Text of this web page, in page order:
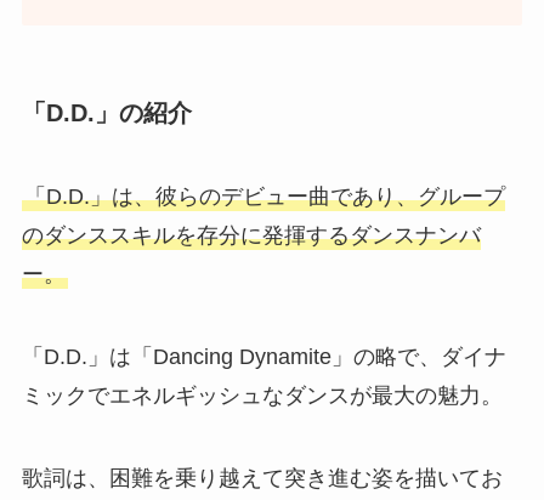
「D.D.」の紹介
「D.D.」は、彼らのデビュー曲であり、グループ
のダンススキルを存分に発揮するダンスナンバ
ー。
「D.D.」は「Dancing Dynamite」の略で、ダイナ
ミックでエネルギッシュなダンスが最大の魅力。
歌詞は、困難を乗り越えて突き進む姿を描いてお